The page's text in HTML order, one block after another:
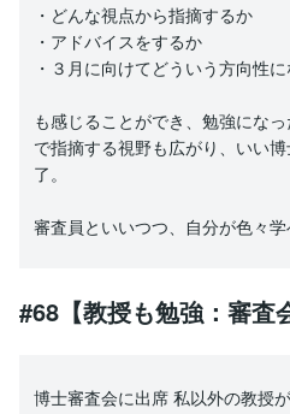
・どんな視点から指摘するか
・アドバイスをするか
・３月に向けてどういう方向性
も感じることができ、勉強にな
で指摘する視野も広がり、いい
了。
審査員といいつつ、自分が色々学
#68【教授も勉強：審査
博士審査会に出席 私以外の教授